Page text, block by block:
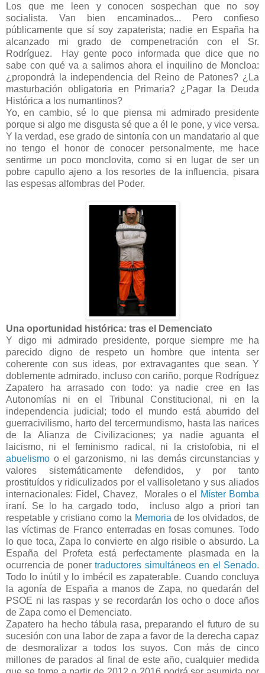
Los que me leen y conocen sospechan que no soy
socialista. Van bien encaminados... Pero confieso
públicamente que sí soy zapaterista; nadie en España ha
alcanzado mi grado de compenetración con el Sr.
Rodríguez. Hay gente poco informada que dice que no
sabe con qué va a salirnos ahora el inquilino de Moncloa:
¿propondrá la independencia del Reino de Patones? ¿La
masturbación obligatoria en Primaria? ¿Pagar la Deuda
Histórica a los numantinos?
Yo, en cambio, sé lo que piensa mi admirado presidente
porque si algo me disgusta sé que a él le pone, y vice versa.
Y la verdad, ese grado de sintonía con un mandatario al que
no tengo el honor de conocer personalmente, me hace
sentirme un poco monclovita, como si en lugar de ser un
pobre capullo ajeno a los resortes de la influencia, pisara
las espesas alfombras del Poder.
Una oportunidad histórica: tras el Demenciato
Y digo mi admirado presidente, porque siempre me ha
parecido digno de respeto un hombre que intenta ser
coherente con sus ideas, por extravagantes que sean. Y
doblemente admirado, incluso con cariño, porque Rodríguez
Zapatero ha arrasado con todo: ya nadie cree en las
Autonomías ni en el Tribunal Constitucional, ni en la
independencia judicial; todo el mundo está aburrido del
guerracivilismo, harto del tercermundismo, hasta las narices
de la Alianza de Civilizaciones; ya nadie aguanta el
laicismo, ni el feminismo radical, ni la cristofobia, ni el
abuelismo o el garzonismo, ni las demás circunstancias y
valores sistemáticamente defendidos, y por tanto
prostituídos y ridiculizados por el vallisoletano y sus aliados
internacionales: Fidel, Chavez, Morales o el
Míster Bomba
iraní. Se lo ha cargado todo, incluso algo a priori tan
respetable y cristiano como la Memoriade los olvidados, de
las víctimas de Franco enterradas en fosas comunes. Todo
lo que toca, Zapa lo convierte en algo risible o absurdo. La
España del Profeta está perfectamente plasmada en la
ocurrencia de ponertraductores simultáneos en el Senado.
Todo lo inútil y lo imbécil es zapaterable. Cuando concluya
la agonía de España a manos de Zapa, no quedarán del
PSOE ni las raspas y se recordarán los ocho o doce años
de Zapa como el Demenciato.
Zapatero ha hecho tábula rasa, preparando el futuro de su
sucesión con una labor de zapa a favor de la derecha capaz
de desmoralizar a todos los suyos. Con más de cinco
millones de parados al final de este año, cualquier medida